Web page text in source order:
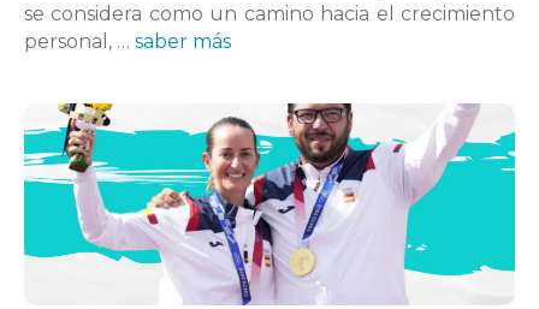
se considera como un camino hacia el crecimiento
personal, … saber más